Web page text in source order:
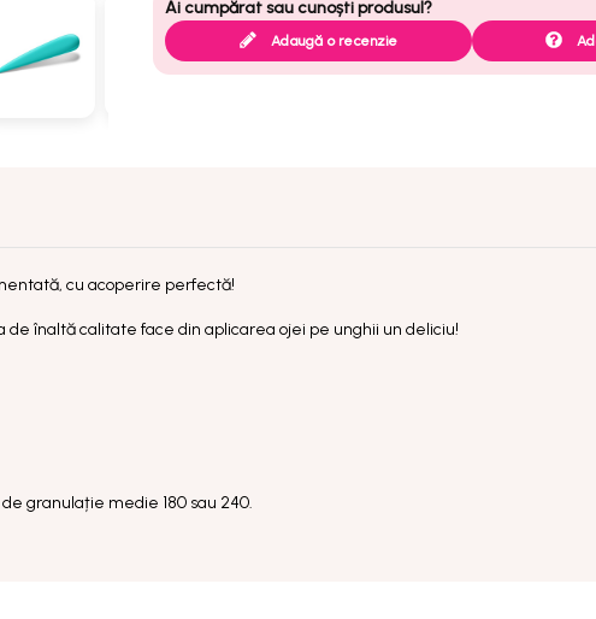
Adaugă o recenzie
cu acoperire perfectă!
înaltă calitate face din aplicarea ojei pe unghii un deliciu!
granulație medie 180 sau 240.